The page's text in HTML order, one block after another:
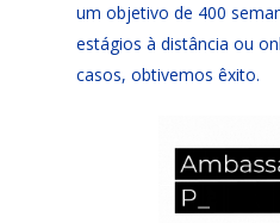
um objetivo de 400
estágios à distância ou
casos, obtivemos êxito.